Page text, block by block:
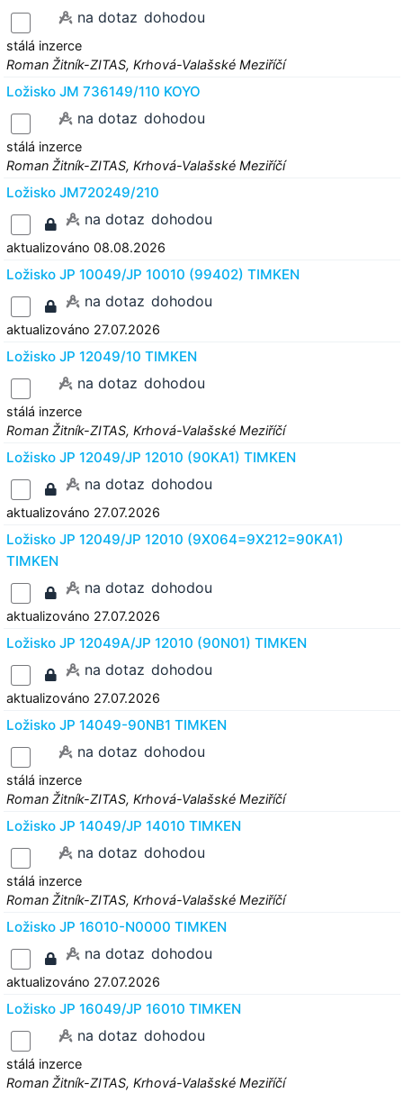
na dotaz dohodou
stálá inzerce
Roman Žitník-ZITAS, Krhová-Valašské Meziříčí
Ložisko JM 736149/110 KOYO
na dotaz dohodou
stálá inzerce
Roman Žitník-ZITAS, Krhová-Valašské Meziříčí
Ložisko JM720249/210
na dotaz dohodou
aktualizováno 08.08.2026
Ložisko JP 10049/JP 10010 (99402) TIMKEN
na dotaz dohodou
aktualizováno 27.07.2026
Ložisko JP 12049/10 TIMKEN
na dotaz dohodou
stálá inzerce
Roman Žitník-ZITAS, Krhová-Valašské Meziříčí
Ložisko JP 12049/JP 12010 (90KA1) TIMKEN
na dotaz dohodou
aktualizováno 27.07.2026
Ložisko JP 12049/JP 12010 (9X064=9X212=90KA1)
TIMKEN
na dotaz dohodou
aktualizováno 27.07.2026
Ložisko JP 12049A/JP 12010 (90N01) TIMKEN
na dotaz dohodou
aktualizováno 27.07.2026
Ložisko JP 14049-90NB1 TIMKEN
na dotaz dohodou
stálá inzerce
Roman Žitník-ZITAS, Krhová-Valašské Meziříčí
Ložisko JP 14049/JP 14010 TIMKEN
na dotaz dohodou
stálá inzerce
Roman Žitník-ZITAS, Krhová-Valašské Meziříčí
Ložisko JP 16010-N0000 TIMKEN
na dotaz dohodou
aktualizováno 27.07.2026
Ložisko JP 16049/JP 16010 TIMKEN
na dotaz dohodou
stálá inzerce
Roman Žitník-ZITAS, Krhová-Valašské Meziříčí